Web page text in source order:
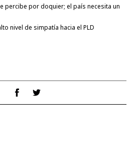
percibe por doquier; el país necesita un
nivel de simpatía hacia el PLD